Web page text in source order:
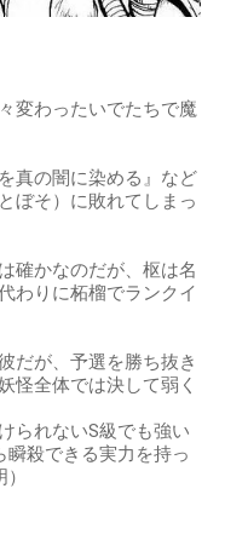
変わったいでたちで魔
真の闇に染める』など
ぼそ）に敗れてしまっ
確かなのだが、枢は名
わりに柘榴でランクイ
だが、予選を勝ち抜き
怪全体では決して弱く
られないS級でも強い
殺できる実力を持っ